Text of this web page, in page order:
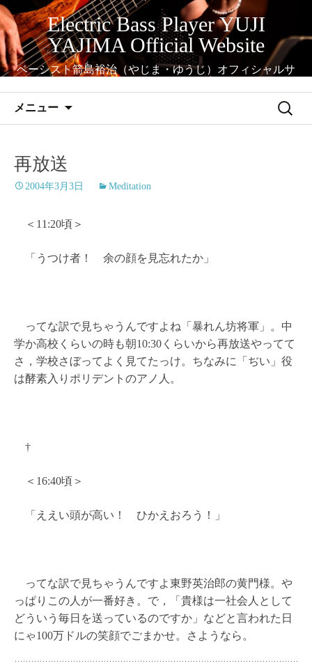
コ
ン
テ
ン
ツ
へ
Electric Bass Player YUJI
YAJIMA Official Website
ベーシスト箭島裕治（やじま・ゆうじ）オフィシャルサ
メニュー
検
再放送
2004年3月3日 Meditation
＜11:20頃＞
「うつけ者！ 余の顔を見忘れたか」
ってな訳で見ちゃうんですよね「暴れん坊将軍」。中
学か高校くらいの時も朝10:30くらいから再放送やってて
さ，学校さぼってよく見てたっけ。ちなみに「ぢい」役
は酵素入りポリデントのアノ人。
†
＜16:40頃＞
「ええい頭が高い！ ひかえおろう！」
ってな訳で見ちゃうんですよ東野英治郎の黄門様。や
っぱりこの人が一番好き。で，「貴様は一社会人として
どういう毎日を送っているのですか」などと言われた日
にゃ100万ドルの笑顔でごまかせ。さようなら。